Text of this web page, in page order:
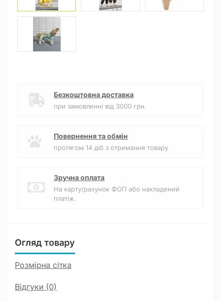
Безкоштовна доставка
при замовленні від 3000 грн.
Повернення та обмін
протягом 14 діб з отримання товару
Зручна оплата
На карту/рахунок ФОП або накладений
платіж.
Огляд товару
Розмірна сітка
Відгуки (0)